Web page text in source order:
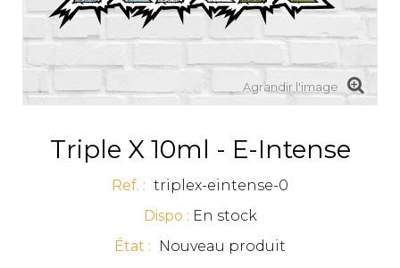
Agrandir l'image
Triple X 10ml - E-Intense
Ref. : triplex-eintense-0
Dispo : En stock
État :
Nouveau produit